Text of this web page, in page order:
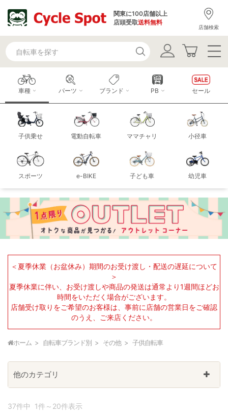
関東に100店舗以上
店頭受取送料無料
店舗検索
車種
子供乗せ 電動自転車 ママチャリ 小径車
スポーツ e-BIKE 子ども車 幼児車
パーツ ブランド PB セール
＜夏季休業（お盆休み）期間のお受け渡し・配送の遅延について
＞
夏季休業に伴い、お受け渡しや商品の発送は通常より1週間ほどお
時間をいただく場合がございます。
店舗受け取りをご希望のお客様は、事前に店舗の営業日をご確認
のうえ、ご来店ください。
ホーム 自転車ブランド別 その他 子供自転車
37件中 1件～20件表示
他のカテゴリ